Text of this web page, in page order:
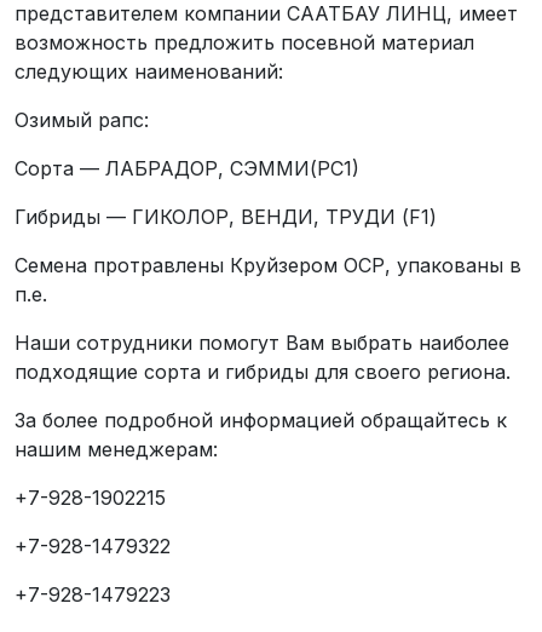
представителем компании СААТБАУ ЛИНЦ, имеет
возможность предложить посевной материал
следующих наименований:
Озимый рапс:
Сорта — ЛАБРАДОР, СЭММИ(РС1)
Гибриды — ГИКОЛОР, ВЕНДИ, ТРУДИ (F1)
Семена протравлены Круйзером ОСР, упакованы в
п.е.
Наши сотрудники помогут Вам выбрать наиболее
подходящие сорта и гибриды для своего региона.
За более подробной информацией обращайтесь к
нашим менеджерам:
+7-928-1902215
+7-928-1479322
+7-928-1479223